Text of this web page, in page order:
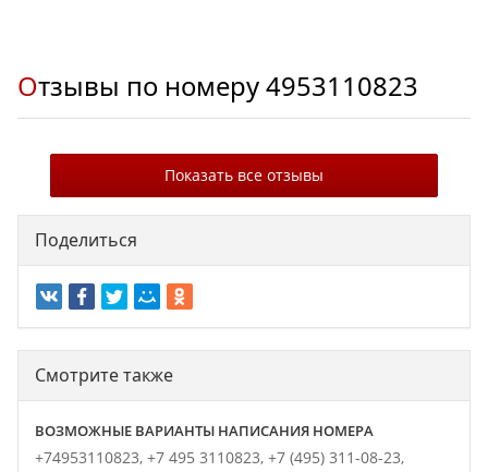
Отзывы по номеру4953110823
Показать все отзывы
Поделиться
Смотрите также
ВОЗМОЖНЫЕ ВАРИАНТЫ НАПИСАНИЯ НОМЕРА
+74953110823, +7 495 3110823, +7 (495) 311-08-23,